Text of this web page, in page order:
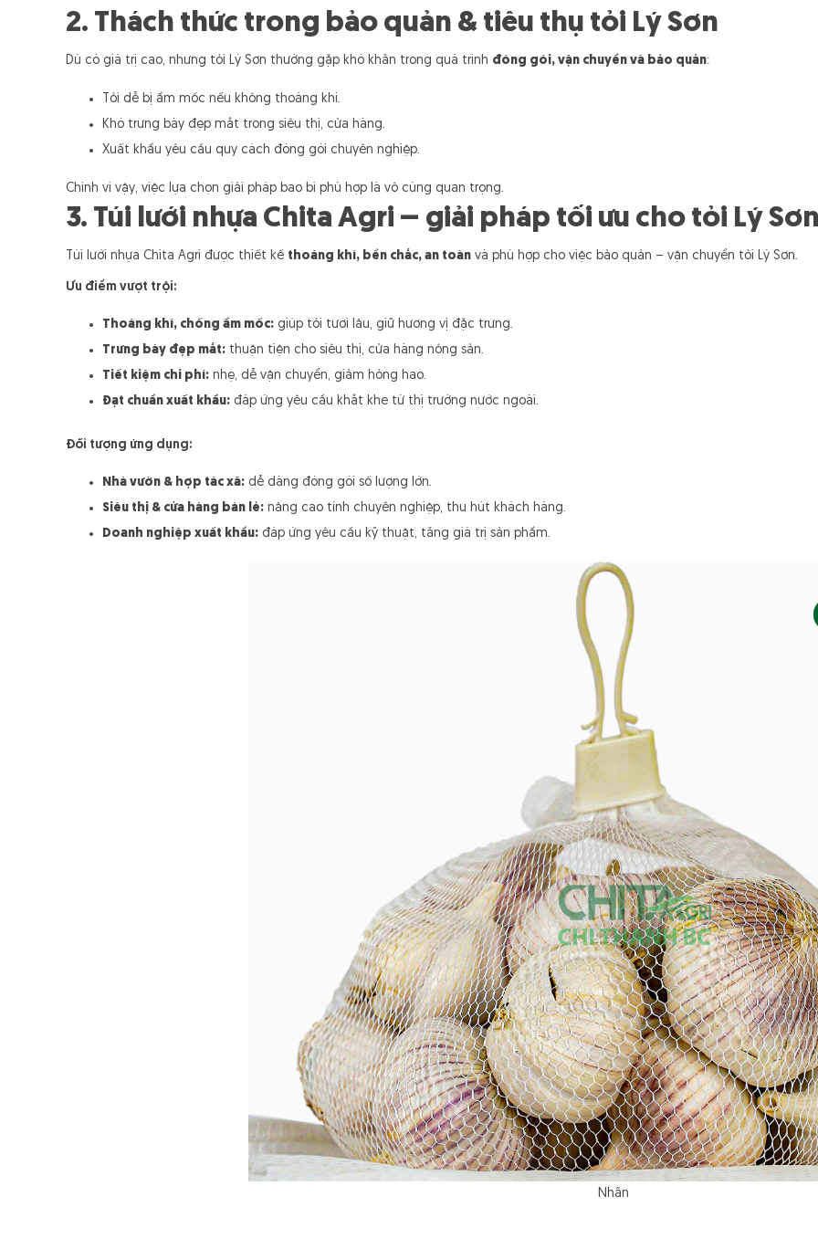
2. Thách thức trong bảo quản & tiêu thụ tỏi Lý Sơn
Dù có giá trị cao, nhưng tỏi Lý Sơn thường gặp khó khăn trong quá trình đóng gói, vận chuyển và bảo quản:
Tỏi dễ bị ẩm mốc nếu không thoáng khí.
Khó trưng bày đẹp mắt trong siêu thị, cửa hàng.
Xuất khẩu yêu cầu quy cách đóng gói chuyên nghiệp.
Chính vì vậy, việc lựa chọn giải pháp bao bì phù hợp là vô cùng quan trọng.
3. Túi lưới nhựa Chita Agri – giải pháp tối ưu cho tỏi Lý
Túi lưới nhựa Chita Agri được thiết kế thoáng khí, bền chắc, an toàn và phù hợp cho việc bảo quản – vận chuyển tỏi Lý Sơn.
Ưu điểm vượt trội:
Thoáng khí, chống ẩm mốc: giúp tỏi tươi lâu, giữ hương vị đặc trưng.
Trưng bày đẹp mắt: thuận tiện cho siêu thị, cửa hàng nông sản.
Tiết kiệm chi phí: nhẹ, dễ vận chuyển, giảm hỏng hao.
Đạt chuẩn xuất khẩu: đáp ứng yêu cầu khắt khe từ thị trường nước ngoài.
Đối tượng ứng dụng:
Nhà vườn & hợp tác xã: dễ dàng đóng gói số lượng lớn.
Siêu thị & cửa hàng bán lẻ: nâng cao tính chuyên nghiệp, thu hút khách hàng.
Doanh nghiệp xuất khẩu: đáp ứng yêu cầu kỹ thuật, tăng giá trị sản phẩm.
Nhãn